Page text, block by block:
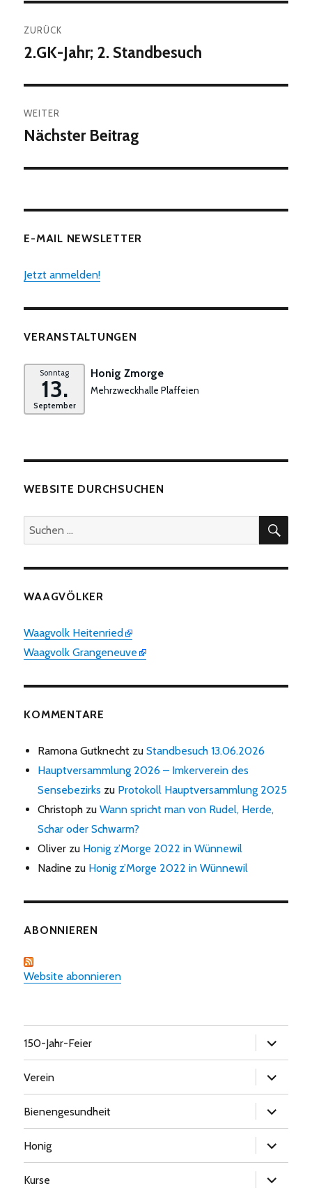
ZURÜCK
Vorheriger
2.GK-Jahr; 2. Standbesuch
WEITER
Nächster
Nächster Beitrag
E-MAIL NEWSLETTER
Jetzt anmelden!
VERANSTALTUNGEN
Sonntag
13.
September
Honig Zmorge
Mehrzweckhalle Plaffeien
WEBSITE DURCHSUCHEN
Suchen
nach:
WAAGVÖLKER
Waagvolk Heitenried
Waagvolk Grangeneuve
KOMMENTARE
Ramona Gutknecht zuStandbesuch 13.06.2026
Hauptversammlung 2026 – Imkerverein des
Sensebezirks zu Protokoll Hauptversammlung 2025
Christoph zuWann spricht man von Rudel, Herde,
Schar oder Schwarm?
Oliver zu Honig z’Morge 2022 in Wünnewil
Nadine zu Honig z’Morge 2022 in Wünnewil
ABONNIEREN
Website abonnieren
150-Jahr-Feier
öffnen
Verein
öffnen
Bienengesundheit
öffnen
Honig
öffnen
Kurse
öffnen